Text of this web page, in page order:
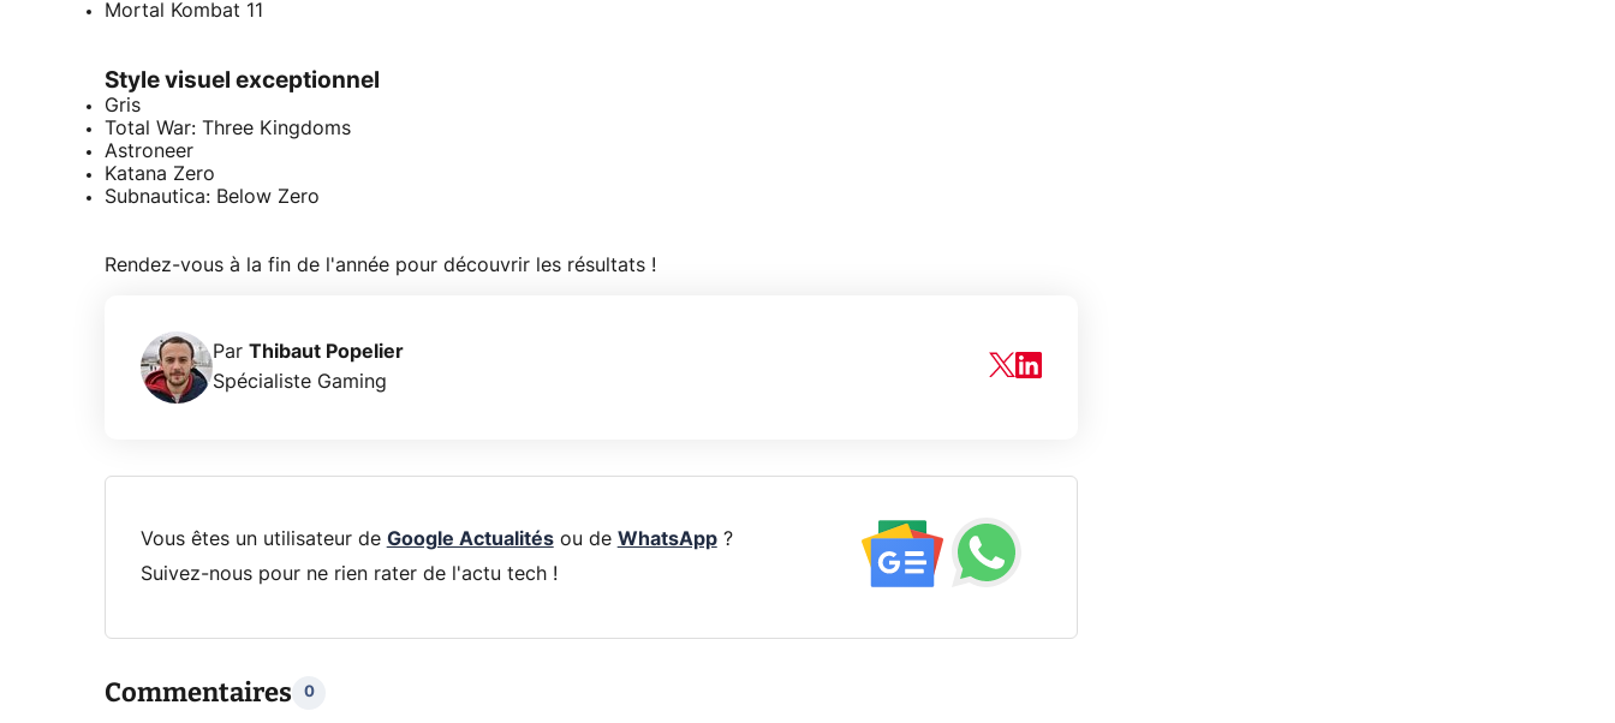
Mortal Kombat 11
Style visuel exceptionnel
Gris
Total War: Three Kingdoms
Astroneer
Katana Zero
Subnautica: Below Zero
Rendez-vous à la fin de l'année pour découvrir les résultats !
Par Thibaut Popelier
Spécialiste Gaming
Vous êtes un utilisateur de Google Actualitésou de WhatsApp?
Suivez-nous pour ne rien rater de l'actu tech !
Commentaires 0